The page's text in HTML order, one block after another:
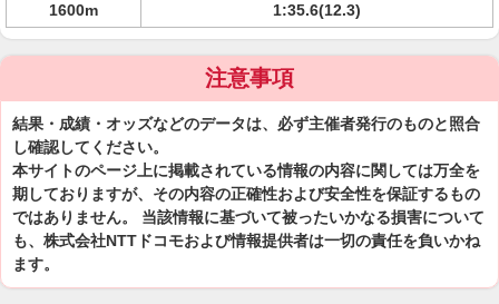
1600m
1:35.6(12.3)
注意事項
結果・成績・オッズなどのデータは、必ず主催者発行のものと照合
し確認してください。
本サイトのページ上に掲載されている情報の内容に関しては万全を
期しておりますが、その内容の正確性および安全性を保証するもの
ではありません。 当該情報に基づいて被ったいかなる損害について
も、株式会社NTTドコモおよび情報提供者は一切の責任を負いかね
ます。